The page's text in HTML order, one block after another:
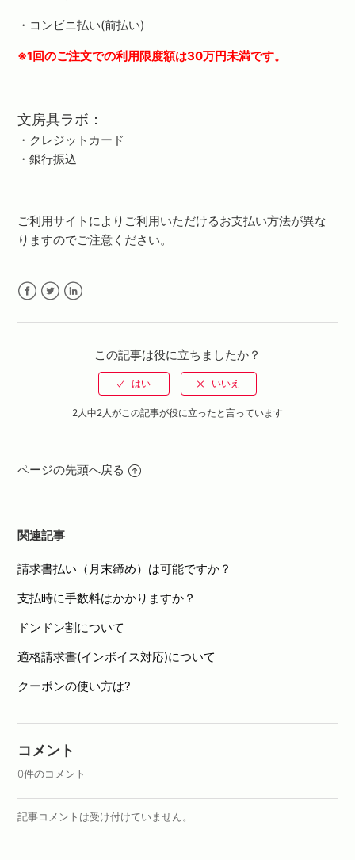
・コンビニ払い(前払い)
※1回のご注文での利用限度額は30万円未満です。
文房具ラボ：
・クレジットカード
・銀行振込
ご利用サイトによりご利用いただけるお支払い方法が異な
りますのでご注意ください。
この記事は役に立ちましたか？
2人中2人がこの記事が役に立ったと言っています
ページの先頭へ戻る
関連記事
請求書払い（月末締め）は可能ですか？
支払時に手数料はかかりますか？
ドンドン割について
適格請求書(インボイス対応)について
クーポンの使い方は?
コメント
0件のコメント
記事コメントは受け付けていません。